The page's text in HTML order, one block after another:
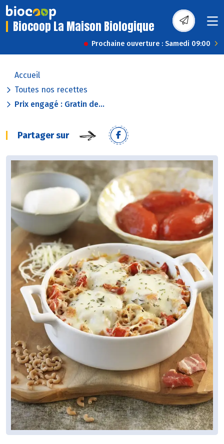
Biocoop La Maison Biologique
Prochaine ouverture : Samedi 09:00
Accueil
Toutes nos recettes
Prix engagé : Gratin de...
Partager sur